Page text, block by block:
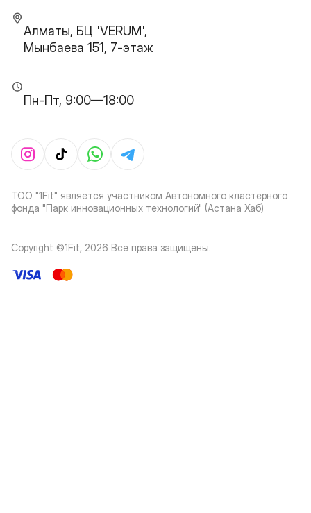
Алматы, БЦ 'VERUM',
Мынбаева 151, 7-этаж
Пн-Пт, 9:00—18:00
ТОО "1Fit" является участником Автономного кластерного
фонда "Парк инновационных технологий" (Астана Хаб)
Copyright ©1Fit, 2026 Все права защищены.